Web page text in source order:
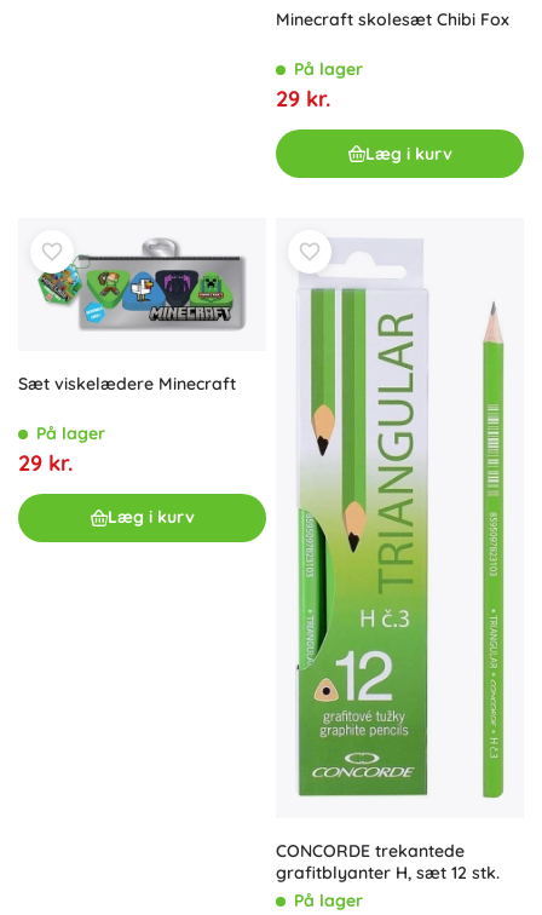
Minecraft skolesæt Chibi Fox
På lager
29 kr.
Læg i kurv
Sæt viskelædere Minecraft
På lager
29 kr.
Læg i kurv
CONCORDE trekantede
grafitblyanter H, sæt 12 stk.
På lager